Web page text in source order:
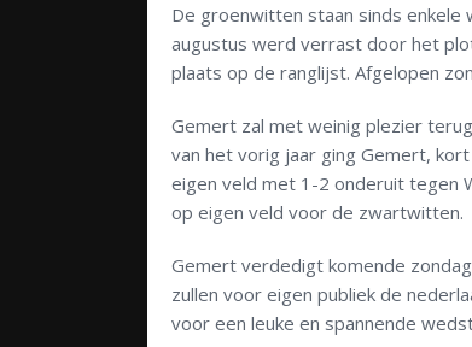
De groenwitten staan sinds enkele
augustus werd verrast door het
plaats op de ranglijst. Afgelopen
Gemert zal met weinig plezier
van het vorig jaar ging Gemert,
eigen veld met 1-2 onderuit tegen
op eigen veld voor de zwartwitten.
Gemert verdedigt komende
zullen voor eigen publiek de
voor een leuke en spannende